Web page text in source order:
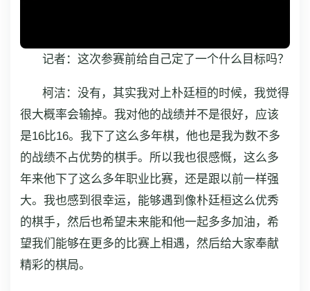
记者：这次参赛前给自己定了一个什么目标吗？
柯洁：没有，其实我对上朴廷桓的时候，我觉得
很大概率会输掉。我对他的战绩并不是很好，应该
是16比16。我下了这么多年棋，他也是我为数不多
的战绩不占优势的棋手。所以我也很感慨，这么多
年来他下了这么多年职业比赛，还是跟以前一样强
大。我也感到很幸运，能够遇到像朴廷桓这么优秀
的棋手，然后也希望未来能和他一起多多加油，希
望我们能够在更多的比赛上相遇，然后给大家奉献
精彩的棋局。